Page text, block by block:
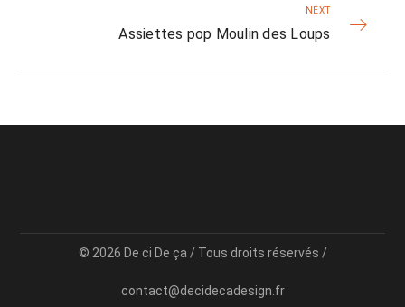
NEXT
Assiettes pop Moulin des Loups
© 2026 De ci De ça / Tous droits réservés /
contact@decidecadesign.fr